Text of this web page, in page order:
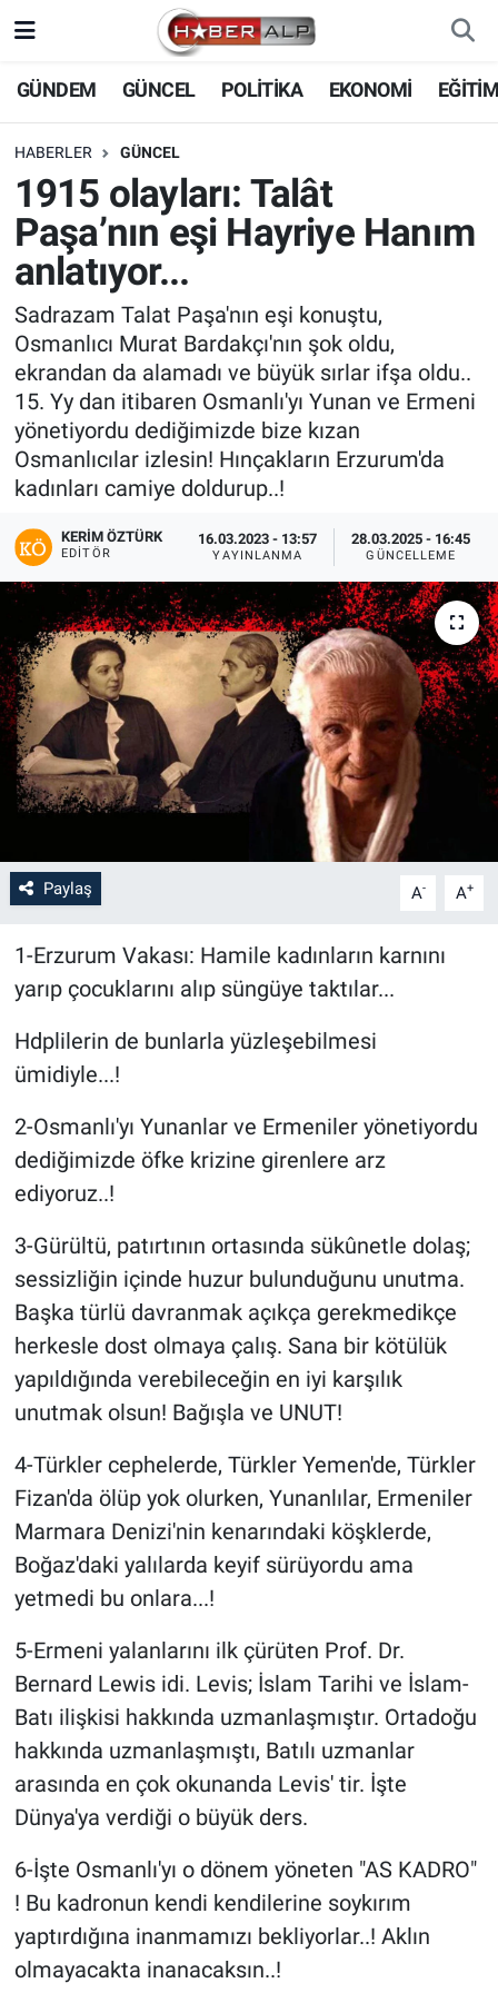
GÜNDEM GÜNCEL POLİTİKA EKONOMİ
HABERLER GÜNCEL
1915 olayları: Talât
Paşa’nın eşi Hayriye Hanım
anlatıyor...
Sadrazam Talat Paşa'nın eşi konuştu,
Osmanlıcı Murat Bardakçı'nın şok oldu,
ekrandan da alamadı ve büyük sırlar ifşa oldu..
15. Yy dan itibaren Osmanlı'yı Yunan ve Ermeni
yönetiyordu dediğimizde bize kızan
Osmanlıcılar izlesin! Hınçakların Erzurum'da
kadınları camiye doldurup..!
KERIM ÖZTÜRK
EDITÖR
16.03.2023 - 13:57
YAYINLANMA
28.03.2025 - 16:45
GÜNCELLEME
Paylaş A- A+
1-Erzurum Vakası: Hamile kadınların karnını
yarıp çocuklarını alıp süngüye taktılar...
Hdplilerin de bunlarla yüzleşebilmesi
ümidiyle...!
2-Osmanlı'yı Yunanlar ve Ermeniler yönetiyordu
dediğimizde öfke krizine girenlere arz
ediyoruz..!
3-Gürültü, patırtının ortasında sükûnetle dolaş;
sessizliğin içinde huzur bulunduğunu unutma.
Başka türlü davranmak açıkça gerekmedikçe
herkesle dost olmaya çalış. Sana bir kötülük
yapıldığında verebileceğin en iyi karşılık
unutmak olsun! Bağışla ve UNUT!
4-Türkler cephelerde, Türkler Yemen'de, Türkler
Fizan'da ölüp yok olurken, Yunanlılar, Ermeniler
Marmara Denizi'nin kenarındaki köşklerde,
Boğaz'daki yalılarda keyif sürüyordu ama
yetmedi bu onlara...!
5-Ermeni yalanlarını ilk çürüten Prof. Dr.
Bernard Lewis idi. Levis; İslam Tarihi ve İslam-
Batı ilişkisi hakkında uzmanlaşmıştır. Ortadoğu
hakkında uzmanlaşmıştı, Batılı uzmanlar
arasında en çok okunanda Levis' tir. İşte
Dünya'ya verdiği o büyük ders.
6-İşte Osmanlı'yı o dönem yöneten "AS KADRO"
! Bu kadronun kendi kendilerine soykırım
yaptırdığına inanmamızı bekliyorlar..! Aklın
olmayacakta inanacaksın..!
Nöbetçi Eczaneler
Hava Durumu
Trafik Durumu
Süper Lig Puan Durumu ve Fikstür
Tüm Manşetler
Son Dakika Haberleri
Haber Arşivi